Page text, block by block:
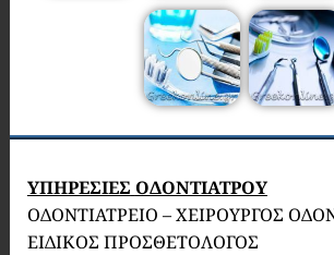
ΥΠΗΡΕΣΙΕΣ ΟΔΟΝΤΙΑΤΡΟΥ
ΟΔΟΝΤΙΑΤΡΕΙΟ – ΧΕΙΡΟΥΡΓΟΣ
ΕΙΔΙΚΟΣ ΠΡΟΣΘΕΤΟΛΟΓΟΣ